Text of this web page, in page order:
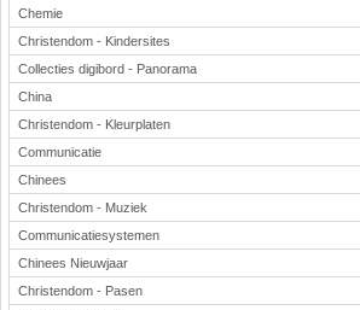
Chemie
Christendom - Kindersites
Collecties digibord - Panorama
China
Christendom - Kleurplaten
Communicatie
Chinees
Christendom - Muziek
Communicatiesystemen
Chinees Nieuwjaar
Christendom - Pasen